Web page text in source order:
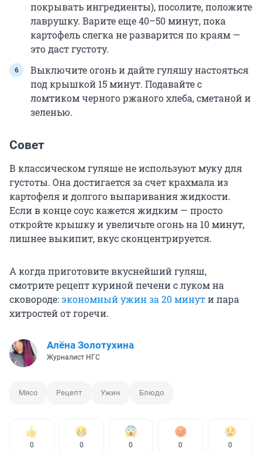
покрывать ингредиенты), посолите, положите
лаврушку. Варите еще 40–50 минут, пока
картофель слегка не разварится по краям —
это даст густоту.
Выключите огонь и дайте гуляшу настояться
под крышкой 15 минут. Подавайте с
ломтиком черного ржаного хлеба, сметаной и
зеленью.
Совет
В классическом гуляше не используют муку для
густоты. Она достигается за счет крахмала из
картофеля и долгого выпаривания жидкости.
Если в конце соус кажется жидким — просто
откройте крышку и увеличьте огонь на 10 минут,
лишнее выкипит, вкус сконцентрируется.
А когда приготовите вкуснейший гуляш,
смотрите рецепт куриной печени с луком на
сковороде:экономный ужин за 20 минути пара
хитростей от горечи.
Алёна Золотухина
Журналист НГС
Мясо Рецепт Ужин Блюдо
0 0 0 0 0